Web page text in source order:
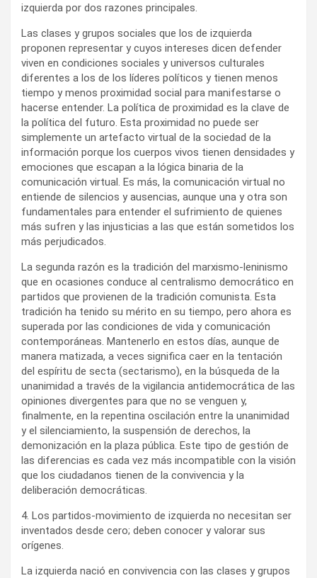
izquierda por dos razones principales.
Las clases y grupos sociales que los de izquierda
proponen representar y cuyos intereses dicen defender
viven en condiciones sociales y universos culturales
diferentes a los de los líderes políticos y tienen menos
tiempo y menos proximidad social para manifestarse o
hacerse entender. La política de proximidad es la clave de
la política del futuro. Esta proximidad no puede ser
simplemente un artefacto virtual de la sociedad de la
información porque los cuerpos vivos tienen densidades y
emociones que escapan a la lógica binaria de la
comunicación virtual. Es más, la comunicación virtual no
entiende de silencios y ausencias, aunque una y otra son
fundamentales para entender el sufrimiento de quienes
más sufren y las injusticias a las que están sometidos los
más perjudicados.
La segunda razón es la tradición del marxismo-leninismo
que en ocasiones conduce al centralismo democrático en
partidos que provienen de la tradición comunista. Esta
tradición ha tenido su mérito en su tiempo, pero ahora es
superada por las condiciones de vida y comunicación
contemporáneas. Mantenerlo en estos días, aunque de
manera matizada, a veces significa caer en la tentación
del espíritu de secta (sectarismo), en la búsqueda de la
unanimidad a través de la vigilancia antidemocrática de las
opiniones divergentes para que no se venguen y,
finalmente, en la repentina oscilación entre la unanimidad
y el silenciamiento, la suspensión de derechos, la
demonización en la plaza pública. Este tipo de gestión de
las diferencias es cada vez más incompatible con la visión
que los ciudadanos tienen de la convivencia y la
deliberación democráticas.
4. Los partidos-movimiento de izquierda no necesitan ser
inventados desde cero; deben conocer y valorar sus
orígenes.
La izquierda nació en convivencia con las clases y grupos